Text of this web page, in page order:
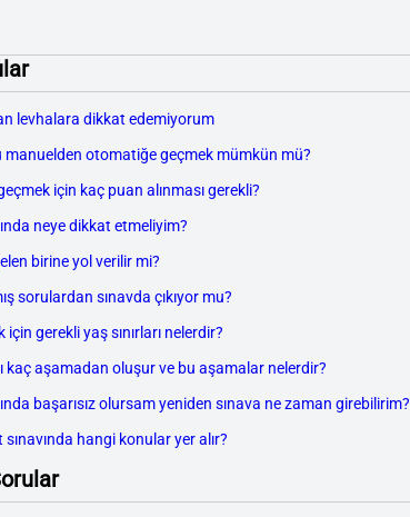
levhalara dikkat edemiyorum
manuelden otomatiğe geçmek mümkün mü?
geçmek için kaç puan alınması gerekli?
neye dikkat etmeliyim?
birine yol verilir mi?
sorulardan sınavda çıkıyor mu?
için gerekli yaş sınırları nelerdir?
kaç aşamadan oluşur ve bu aşamalar nelerdir?
başarısız olursam yeniden sınava ne zaman girebilirim?
hangi konular yer alır?